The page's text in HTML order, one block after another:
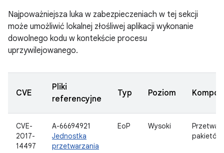
Najpoważniejsza luka w zabezpieczeniach w tej sekcji
może umożliwić lokalnej złośliwej aplikacji wykonanie
dowolnego kodu w kontekście procesu
uprzywilejowanego.
CVE
Pliki
referencyjne
Typ Poziom
CVE-
2017-
14497
A-66694921
Jednostka
przetwarzania
EoP Wysoki
pakietów